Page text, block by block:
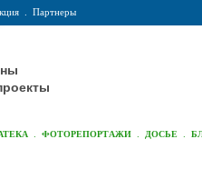
Партнеры
ФОТОРЕПОРТАЖИ ДОСЬЕ